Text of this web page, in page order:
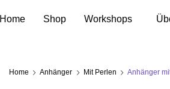
Home Shop Workshops
Home Anhänger Mit Perlen Anhänger